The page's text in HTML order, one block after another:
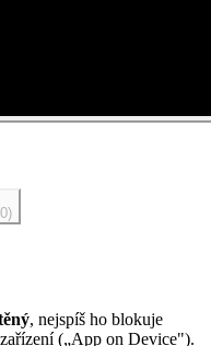
, nejspíš ho blokuje
(„App on Device").